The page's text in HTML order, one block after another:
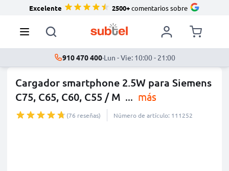
Excelente 2500+comentarios sobre
910 470 400·Lun - Vie: 10:00 - 21:00
Cargador smartphone 2.5W para Siemens
C75, C65, C60, C55 / M ... más
(76 reseñas) Número de artículo: 111252